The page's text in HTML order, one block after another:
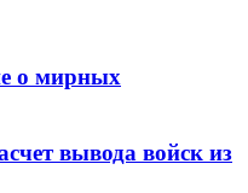
о мирных
вывода войск из